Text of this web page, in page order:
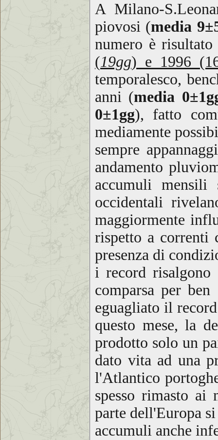
A Milano-
piovosi (media
numero è
(19gg) e 1996
temporalesco,
anni (media
0±1gg), fatto
mediamente
sempre
andamento
accumuli
occidentali
maggiormente
rispetto a correnti
presenza di
i record
comparsa per ben
eguagliato il record
questo mese, la
prodotto solo un
dato vita ad una
l'Atlantico
spesso rimasto ai
parte dell'Europa
accumuli anche